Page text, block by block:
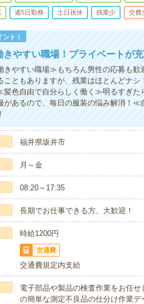
週5日勤務 土日祝休 残業少 交費
ント！
きやすい職場！プライベートが充
きやすい職場≫もちろん男性の応募も
こともありますが、残業はほとんどナ
髪色自由で自分らしく働く≫明るすぎ
があるので、毎日の服装の悩み解消！
福井県坂井市
月～金
08:20～17:35
長期でお仕事できる方、大歓迎！
時給1200円
交通費
交通費規定内支給
電子部品や製品の検査作業をお任
の簡単な測定不良品の仕分け作業